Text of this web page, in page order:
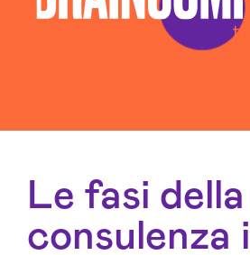
Le fasi
consulenza